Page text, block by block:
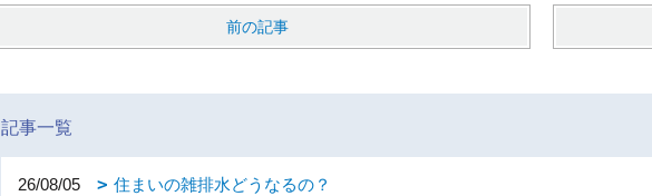
前の記事
記事一覧
26/08/05 住まいの雑排水どうなるの？